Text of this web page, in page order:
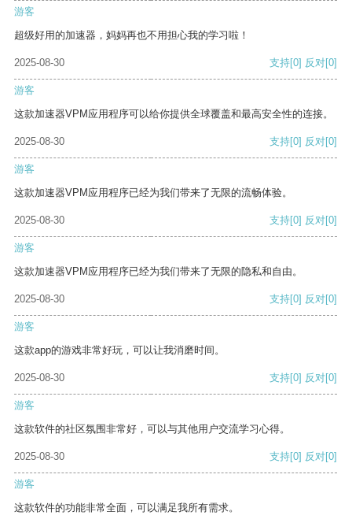
游客
超级好用的加速器，妈妈再也不用担心我的学习啦！
2025-08-30 支持[0] 反对[0]
游客
这款加速器VPM应用程序可以给你提供全球覆盖和最高安全性的连接。
2025-08-30 支持[0] 反对[0]
游客
这款加速器VPM应用程序已经为我们带来了无限的流畅体验。
2025-08-30 支持[0] 反对[0]
游客
这款加速器VPM应用程序已经为我们带来了无限的隐私和自由。
2025-08-30 支持[0] 反对[0]
游客
这款app的游戏非常好玩，可以让我消磨时间。
2025-08-30 支持[0] 反对[0]
游客
这款软件的社区氛围非常好，可以与其他用户交流学习心得。
2025-08-30 支持[0] 反对[0]
游客
这款软件的功能非常全面，可以满足我所有需求。